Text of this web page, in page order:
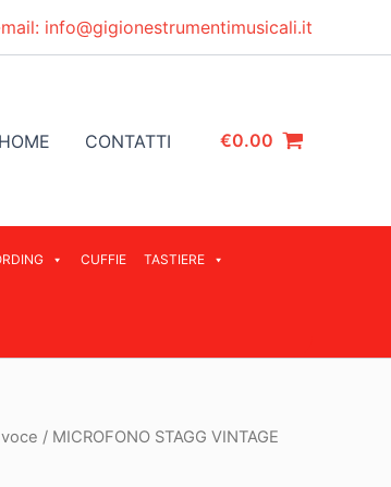
info@gigionestrumentimusicali.it
HOME CONTATTI €0.00
CUFFIE TASTIERE
/ MICROFONO STAGG VINTAGE